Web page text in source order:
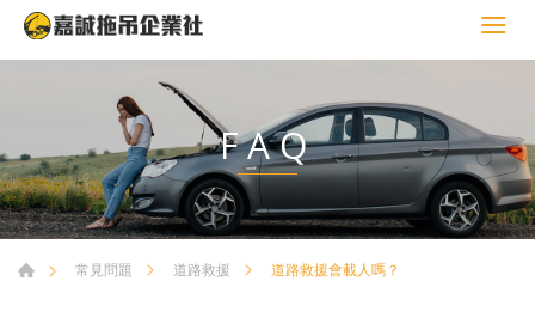
FAQ
常見問題 道路救援 道路救援會載人嗎？